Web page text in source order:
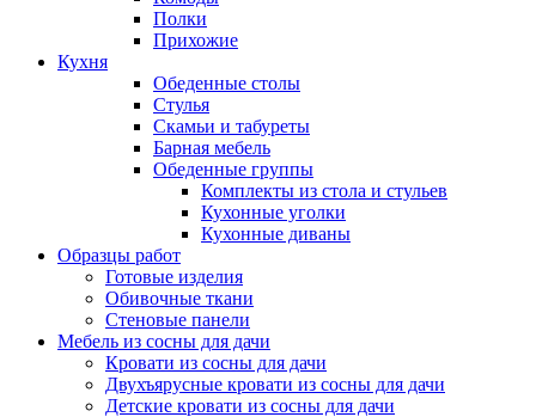
Полки
Прихожие
Кухня
Обеденные столы
Стулья
Скамьи и табуреты
Барная мебель
Обеденные группы
Комплекты из стола и стульев
Кухонные уголки
Кухонные диваны
Образцы работ
Готовые изделия
Обивочные ткани
Стеновые панели
Мебель из сосны для дачи
Кровати из сосны для дачи
Двухъярусные кровати из сосны для дачи
Детские кровати из сосны для дачи